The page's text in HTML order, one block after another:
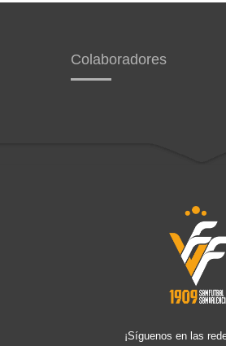
Colaboradores
¡Síguenos en las